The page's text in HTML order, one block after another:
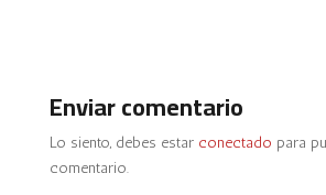
Enviar comentario
Lo siento, debes estar conectado para
comentario.